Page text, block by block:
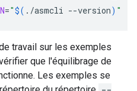
="$( ./asmcli --version) "
travail sur les exemples
que l'équilibrage de
Les exemples se